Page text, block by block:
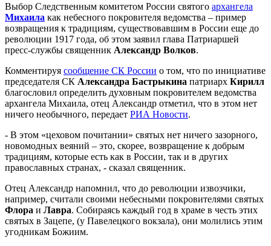
Выбор Следственным комитетом России святого архангела
Михаила как небесного покровителя ведомства – пример
возвращения к традициям, существовавшим в России еще до
революции 1917 года, об этом заявил глава Патриаршей
пресс-службы священник Александр Волков.
Комментируя сообщение СК России о том, что по инициативе
председателя СК Александра Бастрыкина патриарх Кирилл
благословил определить духовным покровителем ведомства
архангела Михаила, отец Александр отметил, что в этом нет
ничего необычного, передает РИА Новости.
- В этом «цеховом почитании» святых нет ничего зазорного,
новомодных веяний – это, скорее, возвращение к добрым
традициям, которые есть как в России, так и в других
православных странах, - сказал священник.
Отец Александр напомнил, что до революции извозчики,
например, считали своими небесными покровителями святых
Флора и Лавра. Собираясь каждый год в храме в честь этих
святых в Зацепе, (у Павелецкого вокзала), они молились этим
угодникам Божиим.